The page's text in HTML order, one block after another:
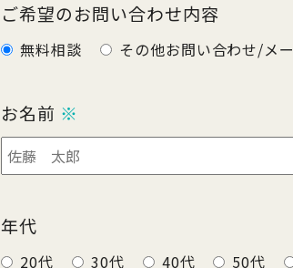
ご希望のお問い合わせ内容
無料相談 その他お問い合わせ/メ
お名前 ※
年代
20代 30代 40代 50代